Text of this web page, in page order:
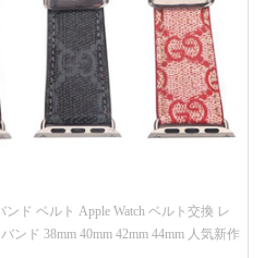
ド ベルト Apple Watch ベルト交換 レ
ド 38mm 40mm 42mm 44mm 人気新作